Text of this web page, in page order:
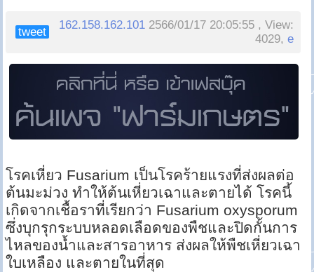
tweet
162.158.162.101 2566/01/17 20:05:55 , View:
4029,e
โรคเหี่ยว Fusarium เป็นโรคร้ายแรงที่ส่งผลต่อ
ต้นมะม่วง ทำให้ต้นเหี่ยวเฉาและตายได้ โรคนี้
เกิดจากเชื้อราที่เรียกว่า Fusarium oxysporum
ซึ่งบุกรุกระบบหลอดเลือดของพืชและปิดกั้นการ
ไหลของน้ำและสารอาหาร ส่งผลให้พืชเหี่ยวเฉา
ใบเหลือง และตายในที่สุด